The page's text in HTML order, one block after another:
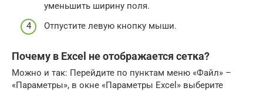
уменьшить ширину поля.
Отпустите левую кнопку мыши.
Почему в Excel не отображается сетка?
Можно и так: Перейдите по пунктам меню «Файл» –
«Параметры», в окне «Параметры Excel» выберите